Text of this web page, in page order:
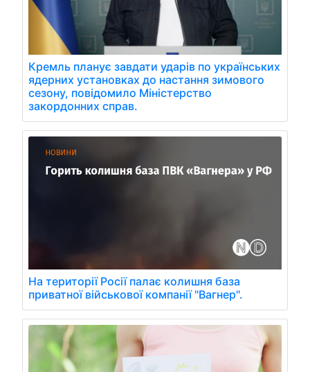
Кремль планує завдати ударів по українських
ядерних установках до настання зимового
сезону, повідомило Міністерство
закордонних справ.
На території Росії палає колишня база
приватної військової компанії "Вагнер".